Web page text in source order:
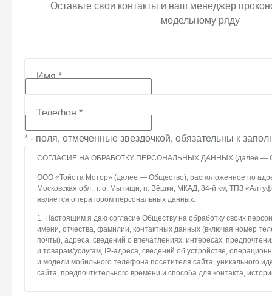
Оставьте свои контакты и наш менеджер
модельному ряду
Имя*
Телефон*
* - поля, отмеченные звездочкой, обязательны к
СОГЛАСИЕ НА ОБРАБОТКУ ПЕРСОНАЛЬНЫХ ДАННЫХ (далее —
ООО «Тойота Мотор» (далее — Общество), расположенное по
Московская обл., г. о. Мытищи, п. Вёшки, МКАД, 84-й км, ТПЗ
является оператором персональных данных.
1. Настоящим я даю согласие Обществу на обработку своих
имени, отчества, фамилии, контактных данных (включая номер
почты), адреса, сведений о впечатлениях, интересах,
и товарам/услугам, IP-адреса, сведений об устройстве,
и модели мобильного телефона посетителя сайта, уникального
сайта, предпочтительного времени и способа для контакта,